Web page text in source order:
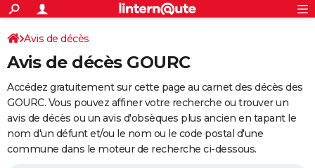
ACTUALITÉS
Politique
Société
Faits Divers
Education
Monde
Villes
+
SPORT
Coupe du monde 2026
Football
Tennis
Cyclisme
Rugby
Forum
Programme TV
TNT
Streaming
Cinéma
Sorties cinéma
Musique
+
FINANCE
Retraite
Epargne
Immobilier
Risques naturels par ville
Banque
Assurance
AUTO
Essais
Réserver un essai
Citadines
Berlines
SUV
Forum auto
+
Avis de décès
Avis de décès GOURC
Accédez gratuitement sur cette page au carnet des décès des
GOURC. Vous pouvez affiner votre recherche ou trouver un
avis de décès ou un avis d'obsèques plus ancien en tapant le
nom d'un défunt et/ou le nom ou le code postal d'une
commune dans le moteur de recherche ci-dessous.